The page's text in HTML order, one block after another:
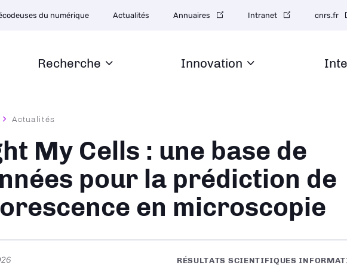
Recherche Innovation
du numérique Actualités Annuaires Intranet cnrs.fr
Actualités
My Cells : une base de
pour la prédiction de
en microscopie
RÉSULTATS SCIENTIFIQUES